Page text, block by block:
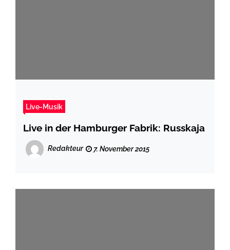
Live-Musik
Live in der Hamburger Fabrik: Russkaja
Redakteur 7. November 2015